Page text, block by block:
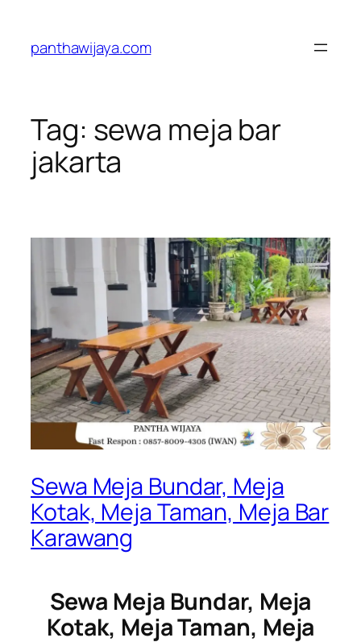
konten
panthawijaya.com
Tag: sewa meja bar
jakarta
Sewa Meja Bundar, Meja
Kotak, Meja Taman, Meja Bar
Karawang
Sewa Meja Bundar, Meja
Kotak, Meja Taman, Meja